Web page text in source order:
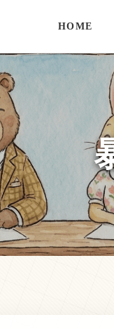
HOME